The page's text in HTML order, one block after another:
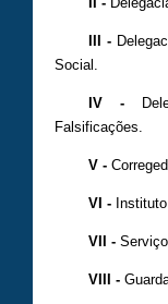
III -
Social.
IV -
Falsificações.
V -
VI -Instituto
VII -Serviço
VIII -